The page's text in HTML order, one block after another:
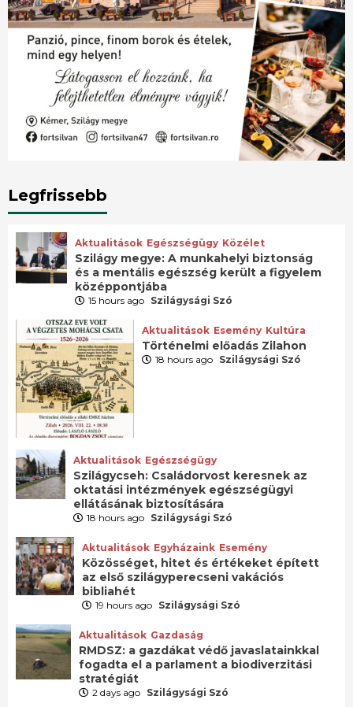
Legfrissebb
Aktualitások Egészségügy Közélet
Szilágy megye: A munkahelyi biztonság
és a mentális egészség került a figyelem
középpontjába
15 hours ago Szilágysági Szó
Aktualitások Esemény Kultúra
Történelmi előadás Zilahon
18 hours ago Szilágysági Szó
Aktualitások Egészségügy
Szilágycseh: Családorvost keresnek az
oktatási intézmények egészségügyi
ellátásának biztosítására
18 hours ago Szilágysági Szó
Aktualitások Egyházaink Esemény
Közösséget, hitet és értékeket épített
az első szilágyperecseni vakációs
bibliahét
19 hours ago Szilágysági Szó
Aktualitások Gazdaság
RMDSZ: a gazdákat védő javaslatainkkal
fogadta el a parlament a biodiverzitási
stratégiát
2 days ago Szilágysági Szó